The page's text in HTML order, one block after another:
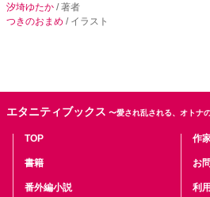
汐埼ゆたか / 著者
つきのおまめ / イラスト
エタニティブックス 〜愛され乱される、オトナ
TOP
書籍
番外編小説
作
お
利